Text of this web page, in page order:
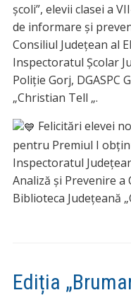
școli”, elevii clasei a
de informare și
Consiliul Județean al
Inspectoratul Școlar
Poliție Gorj, DGASPC
„Christian Tell „.
Felicitări elevei
pentru Premiul I
Inspectoratul
Analiză și Prevenire
Biblioteca Județeană
Ediția